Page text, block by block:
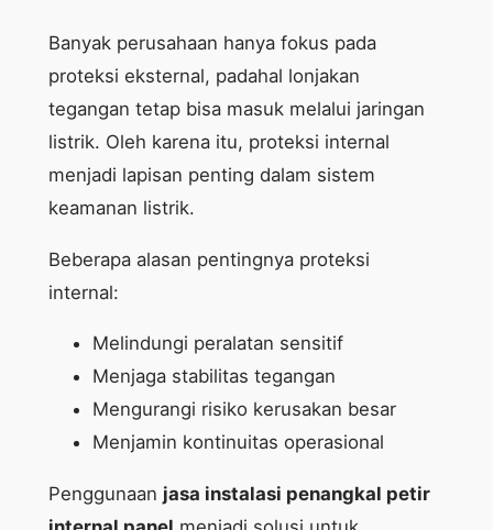
Banyak perusahaan hanya fokus pada
proteksi eksternal, padahal lonjakan
tegangan tetap bisa masuk melalui jaringan
listrik. Oleh karena itu, proteksi internal
menjadi lapisan penting dalam sistem
keamanan listrik.
Beberapa alasan pentingnya proteksi
internal:
Melindungi peralatan sensitif
Menjaga stabilitas tegangan
Mengurangi risiko kerusakan besar
Menjamin kontinuitas operasional
Penggunaan jasa instalasi penangkal petir